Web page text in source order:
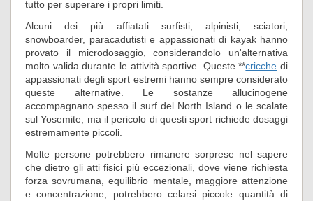
tutto per superare i propri limiti.
Alcuni dei più affiatati surfisti, alpinisti, sciatori,
snowboarder, paracadutisti e appassionati di kayak hanno
provato il microdosaggio, considerandolo un'alternativa
molto valida durante le attività sportive. Queste **cricche di
appassionati degli sport estremi hanno sempre considerato
queste alternative. Le sostanze allucinogene
accompagnano spesso il surf del North Island o le scalate
sul Yosemite, ma il pericolo di questi sport richiede dosaggi
estremamente piccoli.
Molte persone potrebbero rimanere sorprese nel sapere
che dietro gli atti fisici più eccezionali, dove viene richiesta
forza sovrumana, equilibrio mentale, maggiore attenzione
e concentrazione, potrebbero celarsi piccole quantità di